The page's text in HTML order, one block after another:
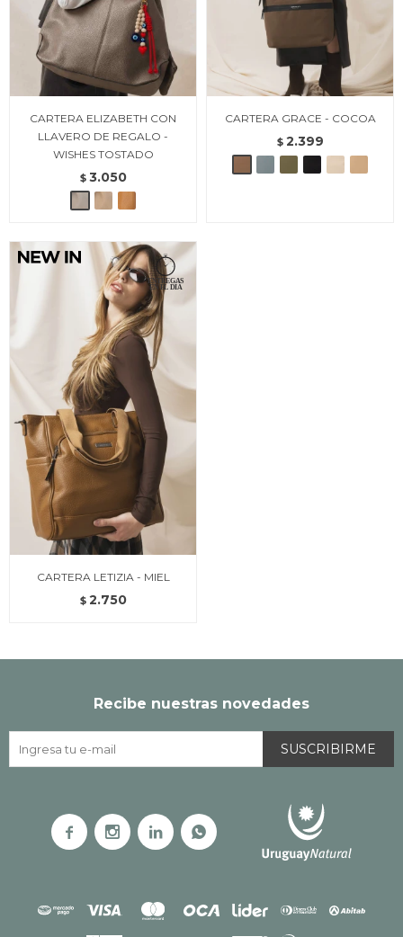
CARTERA ELIZABETH CON
LLAVERO DE REGALO -
WISHES TOSTADO
$ 3.050
CARTERA GRACE - COCOA
$ 2.399
CARTERA LETIZIA - MIEL
$ 2.750
Recibe nuestras novedades
SUSCRIBIRME
   